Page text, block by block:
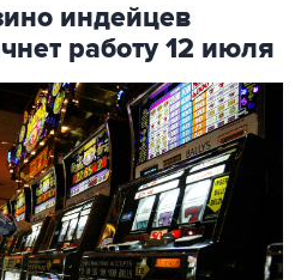
индейцев
работу 12 июля